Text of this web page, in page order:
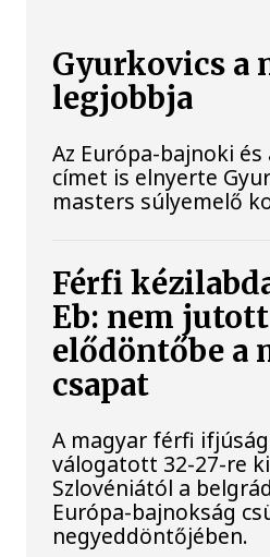
Gyurkovics a
legjobbja
Az Európa-bajnoki
címet is elnyerte
masters súlyemelő
Férfi
Eb: nem jutott
elődöntőbe a
csapat
A magyar férfi
válogatott 32-27-re
Szlovéniától a
Európa-bajnokság
negyeddöntőjében.